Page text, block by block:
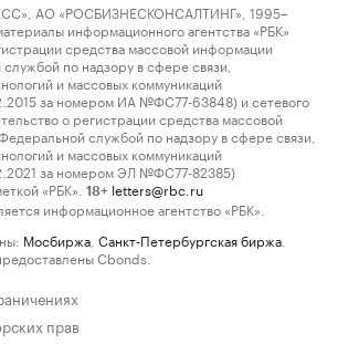
АО «РОСБИЗНЕСКОНСАЛТИНГ», 1995–
информационного агентства «РБК»
средства массовой информации
по надзору в сфере связи,
и массовых коммуникаций
за номером ИА №ФС77-63848) и сетевого
о регистрации средства массовой
службой по надзору в сфере связи,
и массовых коммуникаций
за номером ЭЛ №ФС77-82385)
«РБК».
18+ letters@rbc.ru
информационное агентство «РБК».
Мосбиржа Санкт-Петербургская биржа
Cbonds.
прав